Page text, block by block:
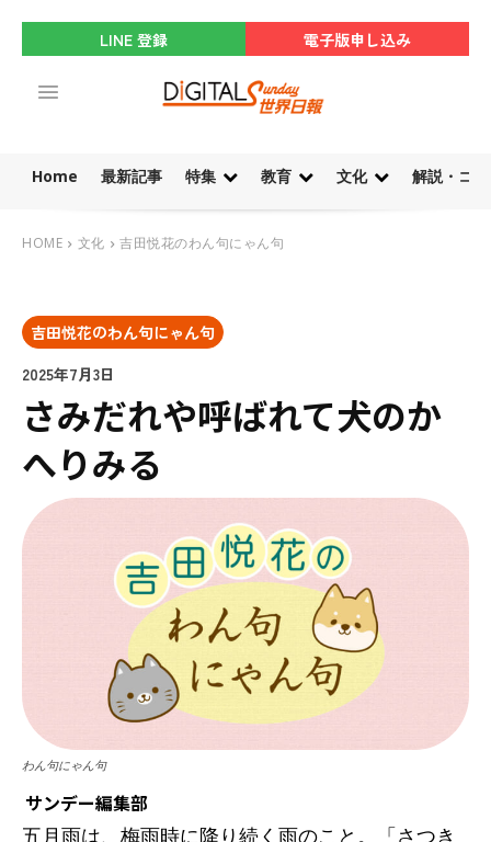
LINE 登録 電子版申し込み
Home 最新記事 特集 教育 文化 解説・コ
HOME 文化 吉田悦花のわん句にゃん句
吉田悦花のわん句にゃん句
2025年7月3日
さみだれや呼ばれて犬のか
へりみる
わん句にゃん句
サンデー編集部
五月雨は、梅雨時に降り続く雨のこと。「さつき